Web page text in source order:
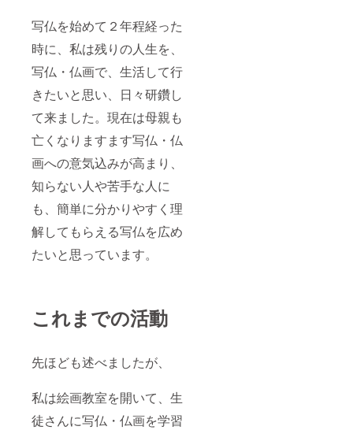
写仏を始めて２年程経った
時に、私は残りの人生を、
写仏・仏画で、生活して行
きたいと思い、日々研鑽し
て来ました。現在は母親も
亡くなりますます写仏・仏
画への意気込みが高まり、
知らない人や苦手な人に
も、簡単に分かりやすく理
解してもらえる写仏を広め
たいと思っています。
これまでの活動
先ほども述べましたが、
私は絵画教室を開いて、生
徒さんに写仏・仏画を学習